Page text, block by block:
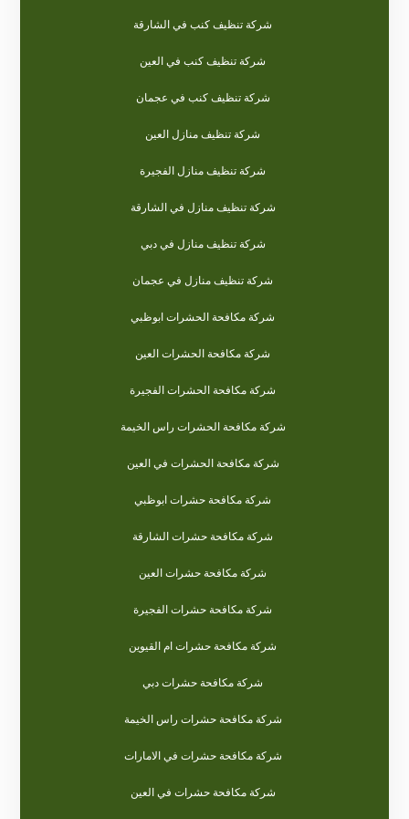
شركة تنظيف كنب في الشارقة
شركة تنظيف كنب في العين
شركة تنظيف كنب في عجمان
شركة تنظيف منازل العين
شركة تنظيف منازل الفجيرة
شركة تنظيف منازل في الشارقة
شركة تنظيف منازل في دبي
شركة تنظيف منازل في عجمان
شركة مكافحة الحشرات ابوظبي
شركة مكافحة الحشرات العين
شركة مكافحة الحشرات الفجيرة
شركة مكافحة الحشرات راس الخيمة
شركة مكافحة الحشرات في العين
شركة مكافحة حشرات ابوظبي
شركة مكافحة حشرات الشارقة
شركة مكافحة حشرات العين
شركة مكافحة حشرات الفجيرة
شركة مكافحة حشرات ام القيوين
شركة مكافحة حشرات دبي
شركة مكافحة حشرات راس الخيمة
شركة مكافحة حشرات في الامارات
شركة مكافحة حشرات في العين